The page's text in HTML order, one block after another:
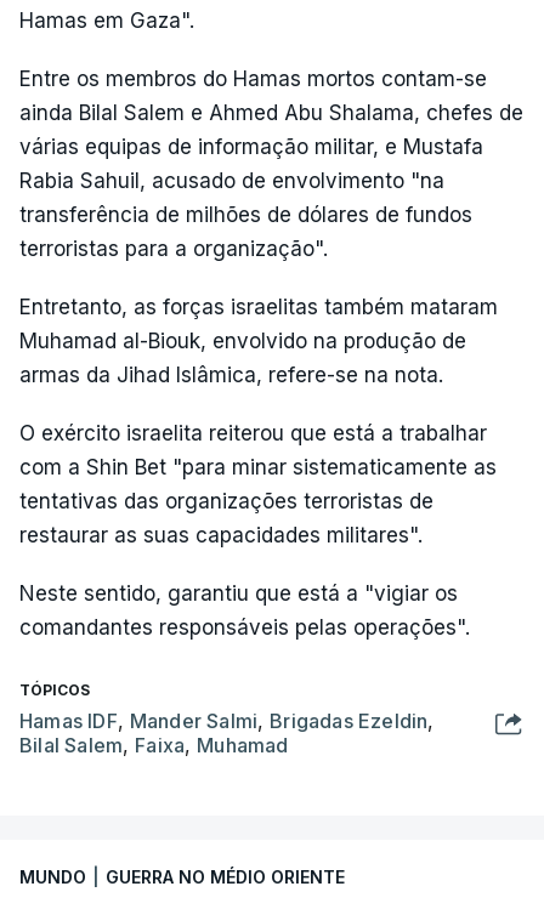
Hamas em Gaza".
Entre os membros do Hamas mortos contam-se
ainda Bilal Salem e Ahmed Abu Shalama, chefes de
várias equipas de informação militar, e Mustafa
Rabia Sahuil, acusado de envolvimento "na
transferência de milhões de dólares de fundos
terroristas para a organização".
Entretanto, as forças israelitas também mataram
Muhamad al-Biouk, envolvido na produção de
armas da Jihad Islâmica, refere-se na nota.
O exército israelita reiterou que está a trabalhar
com a Shin Bet "para minar sistematicamente as
tentativas das organizações terroristas de
restaurar as suas capacidades militares".
Neste sentido, garantiu que está a "vigiar os
comandantes responsáveis pelas operações".
TÓPICOS
Hamas IDF, Mander Salmi, Brigadas Ezeldin,
Bilal Salem, Faixa, Muhamad
MUNDO GUERRA NO MÉDIO ORIENTE